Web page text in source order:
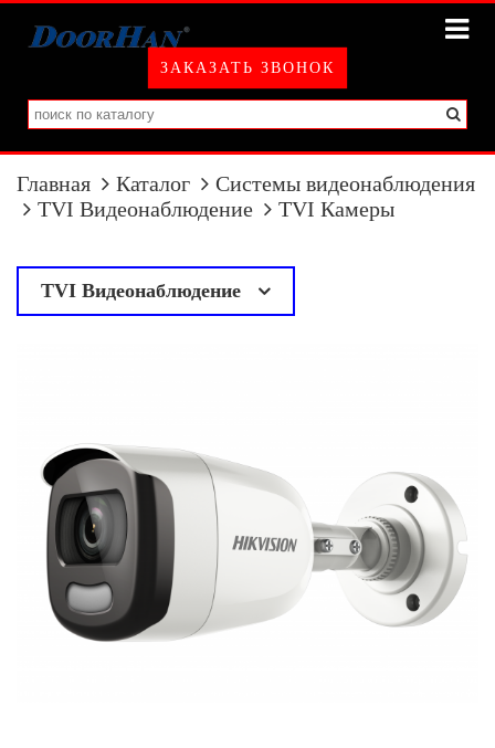
ЗАКАЗАТЬ ЗВОНОК
Главная Каталог
Системы видеонаблюдения
TVI Видеонаблюдение
TVI Камеры
TVI Видеонаблюдение